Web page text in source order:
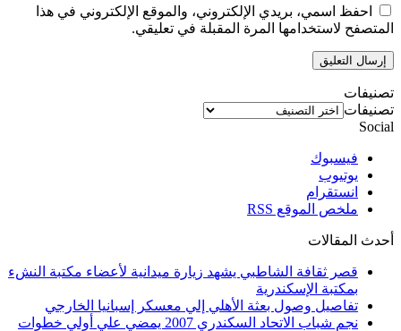
احفظ اسمي، بريدي الإلكتروني، والموقع الإلكتروني في هذا
المتصفح لاستخدامها المرة المقبلة في تعليقي.
تصنيفات
تصنيفات
Social
فيسبوك
يوتيوب
انستقرام
ملخص الموقع RSS
أحدث المقالات
قصر ثقافة الشاطبي يشهد زيارة ميدانية لأعضاء مكتبة النشء
بمكتبة الإسكندرية
تفاصيل وصول بعثة الأهلي إلي معسكر إسبانيا الخارجي
نجم شباب الاتحاد السكندري 2007 يمضي علي أولي خطوات